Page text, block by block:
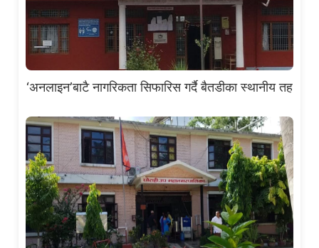
‘अनलाइन’बाटै नागरिकता सिफारिस गर्दै बैतडीका स्थानीय तह